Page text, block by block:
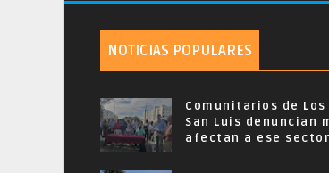
NOTICIAS POPULARES
Comunitarios de Los
San Luis denuncian
afectan a ese sector